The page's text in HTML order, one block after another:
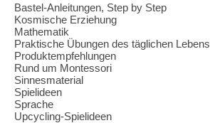
Bastel-Anleitungen, Step by Step
Kosmische Erziehung
Mathematik
Praktische Übungen des täglichen Lebens
Produktempfehlungen
Rund um Montessori
Sinnesmaterial
Spielideen
Sprache
Upcycling-Spielideen